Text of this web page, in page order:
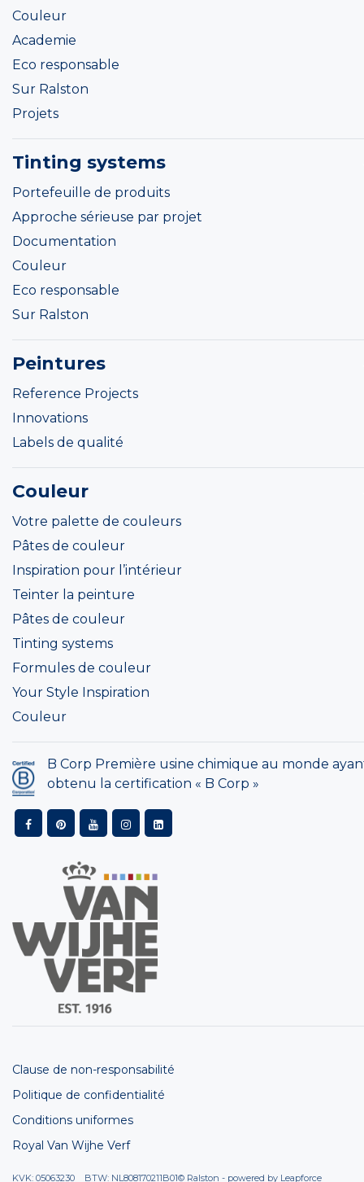
Couleur
Academie
Eco responsable
Sur Ralston
Projets
Tinting systems
Portefeuille de produits
Approche sérieuse par projet
Documentation
Couleur
Eco responsable
Sur Ralston
Peintures
Reference Projects
Innovations
Labels de qualité
Couleur
Votre palette de couleurs
Pâtes de couleur
Inspiration pour l’intérieur
Teinter la peinture
Pâtes de couleur
Tinting systems
Formules de couleur
Your Style Inspiration
Couleur
B Corp Première usine chimique au monde
obtenu la certification « B Corp »
Clause de non-responsabilité
Politique de confidentialité
Conditions uniformes
Royal Van Wijhe Verf
KVK: 05063230 BTW: NL808170211B01© Ralston - powered by Leapforce